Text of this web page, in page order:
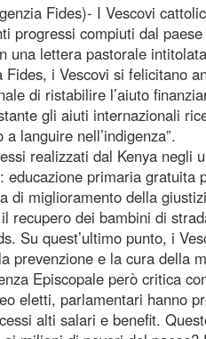
Fides)- I Vescovi
progressi compiuti dal
una lettera pastorale
Fides, i Vescovi si felicitano
di ristabilire l’aiuto
gli aiuti internazionali
a languire nell’indigenza”.
realizzati dal Kenya negli
educazione primaria
di miglioramento della
recupero dei bambini di
Su quest’ultimo punto, i
prevenzione e la cura della
Episcopale però critica
eletti, parlamentari hanno
alti salari e benefit.